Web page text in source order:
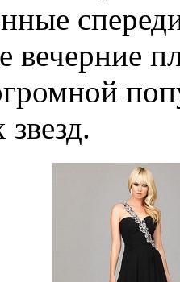
вечерние